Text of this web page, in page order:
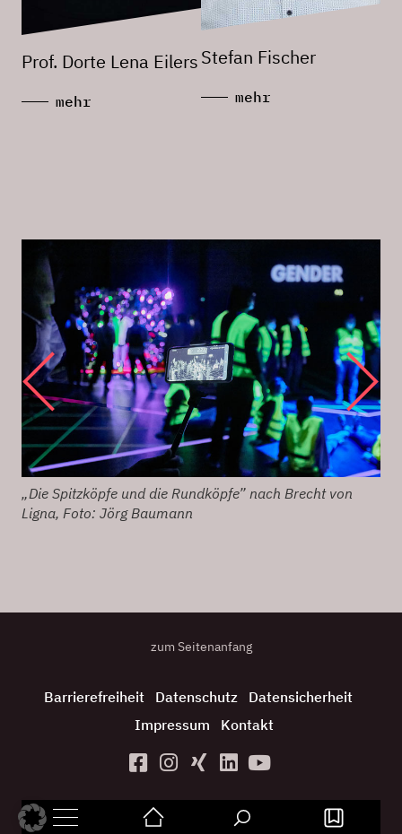
Prof. Dorte Lena Eilers
mehr
Stefan Fischer
mehr
„Die Spitzköpfe und die Rundköpfe” nach Brecht von
Ligna, Foto: Jörg Baumann
zum Seitenanfang
Barrierefreiheit Datenschutz
Datensicherheit
Impressum
Kontakt